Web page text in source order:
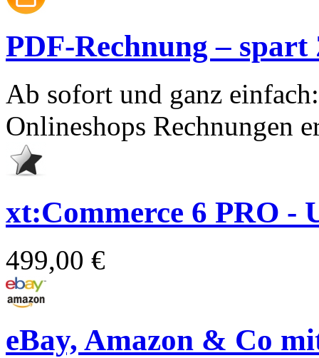
PDF-Rechnung –
Ab sofort und ganz
Onlineshops Rechnungen
xt:Commerce 6 PRO -
499,00 €
eBay, Amazon & Co